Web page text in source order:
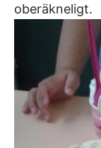
oberäkneligt.